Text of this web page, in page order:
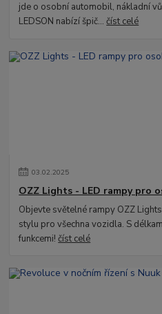
jde o osobní automobil, nákladní
LEDSON nabízí špič...číst celé
03.02.2025
OZZ Lights - LED rampy pro
Objevte světelné rampy OZZ
stylu pro všechna vozidla. S
funkcemi!číst celé